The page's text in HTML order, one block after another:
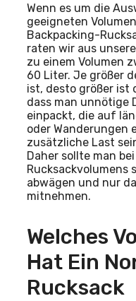
Wenn es um die
geeigneten
Backpacking-
raten wir aus
zu einem Volumen
60 Liter. Je größer
ist, desto größer ist
dass man unnötige
einpackt, die auf
oder Wanderungen
zusätzliche Last
Daher sollte man
Rucksackvolumens
abwägen und nur
mitnehmen.
Welches
Hat Ein
Rucksack